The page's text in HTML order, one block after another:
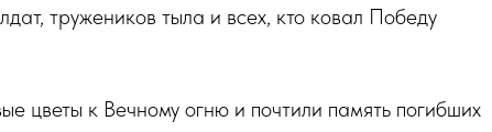
тружеников тыла и всех, кто ковал Победу
цветы к Вечному огню и почтили память погибших